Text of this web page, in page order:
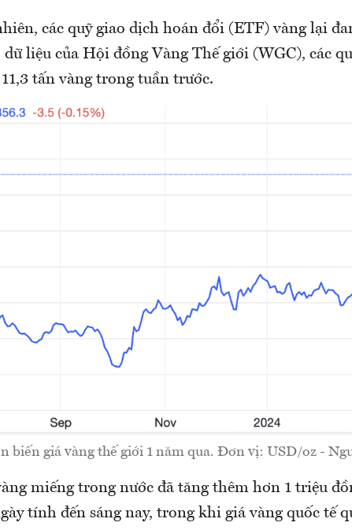
các quỹ giao dịch hoán đổi (ETF) vàng lại
dữ liệu của Hội đồng Vàng Thế giới (WGC), các
tấn vàng trong tuần trước.
biến giá vàng thế giới 1 năm qua. Đơn vị: USD/oz -
miếng trong nước đã tăng thêm hơn 1 triệu
tính đến sáng nay, trong khi giá vàng quốc tế